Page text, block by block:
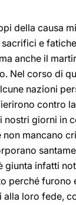
della causa
e
anche il
Nel corso di
nazioni
contro
nostri giorni in
mancano
giunta infatti
perché furono
loro fede,